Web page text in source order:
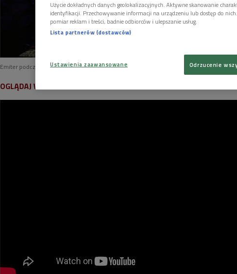
Emiter podczas "Miejscówki z Dwójką" Foto: PR2
OGLĄDAJ WIDEO:
Użycie dokładnych danych geolokalizacyjnych. Aktywne skanowanie
identyfikacji. Przechowywanie informacji na urządzeniu lub dostęp do
pomiar reklam i treści, badnie odbiorców i ulepszanie usług.
Lista partnerów (dostawców)
Ustawienia zaawansowane Odrzucenie